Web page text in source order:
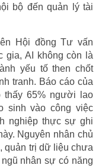
bộ đến quản lý tài
Hội đồng Tư vấn
gia, AI không còn là
yếu tố then chốt
tranh. Báo cáo của
thấy 65% người lao
sinh vào công việc
nghiệp thực sự ghi
Nguyên nhân chủ
quản trị dữ liệu chưa
nhân sự có năng